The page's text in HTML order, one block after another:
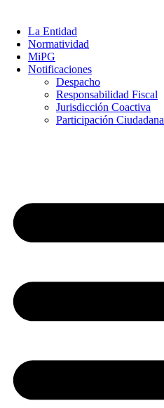
La Entidad
Normatividad
MiPG
Notificaciones
Despacho
Responsabilidad Fiscal
Jurisdicción Coactiva
Participación Ciudadana